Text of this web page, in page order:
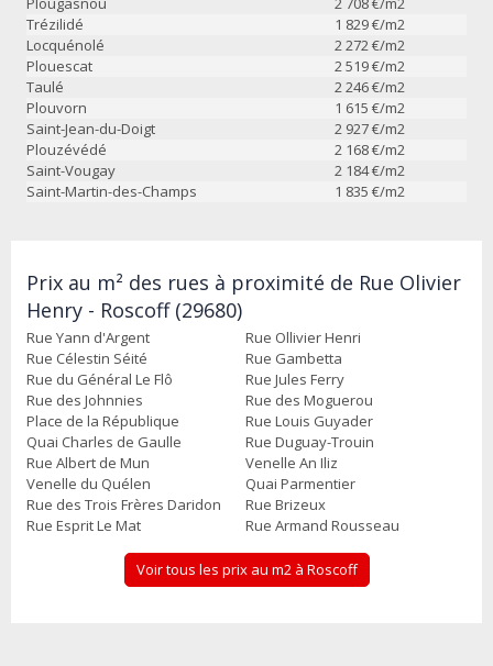
Trézilidé
1 829€/m2
Locquénolé
2 272 €/m2
Plouescat
2 519€/m2
Taulé
2 246€/m2
Plouvorn
1 615 €/m2
Saint-Jean-du-Doigt
2 927€/m2
Plouzévédé
2 168€/m2
Saint-Vougay
2 184€/m2
Saint-Martin-des-Champs
1 835 €/m2
Prix au m² des rues à proximité de Rue Olivier
Henry - Roscoff (29680)
Rue Yann d'Argent
Rue Ollivier Henri
Rue Célestin Séité
Rue Gambetta
Rue du Général Le Flô
Rue Jules Ferry
Rue des Johnnies
Rue des Moguerou
Place de la République
Rue Louis Guyader
Quai Charles de Gaulle
Rue Duguay-Trouin
Rue Albert de Mun
Venelle An Iliz
Venelle du Quélen
Quai Parmentier
Rue des Trois Frères Daridon
Rue Brizeux
Rue Esprit Le Mat
Rue Armand Rousseau
Voir tous les prix au m2 à Roscoff